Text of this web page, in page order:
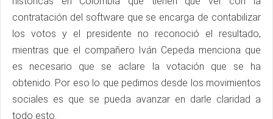
contratación del software que se encarga de contabilizar
los votos y el presidente no reconoció el resultado,
mientras que el compañero Iván Cepeda menciona que
es necesario que se aclare la votación que se ha
obtenido. Por eso lo que pedimos desde los movimientos
sociales es que se pueda avanzar en darle claridad a
todo esto.